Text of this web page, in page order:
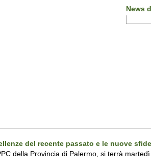
News
del recente passato e le nuove
della Provincia di Palermo, si terrà